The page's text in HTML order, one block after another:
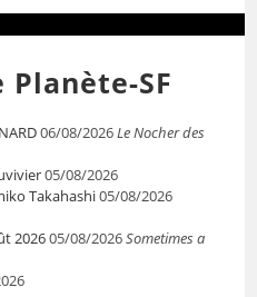
Planète-SF
06/08/2026Le Nocher des
05/08/2026
Takahashi05/08/2026
202605/08/2026Sometimes a